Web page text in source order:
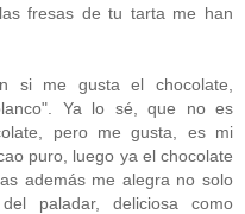
fresas de tu tarta me han
si me gusta el chocolate,
Ya lo sé, que no es
pero me gusta, es mi
puro, luego ya el chocolate
además me alegra no solo
paladar, deliciosa como